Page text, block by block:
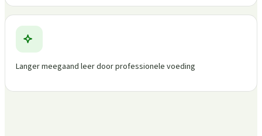
Langer meegaand leer door professionele voeding